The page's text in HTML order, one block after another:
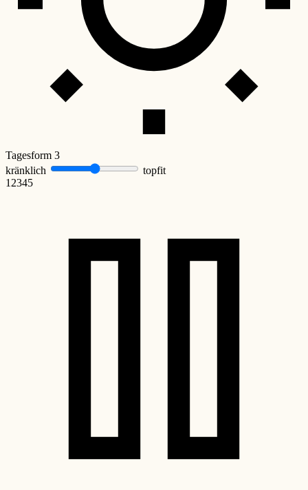
Tagesform 3
kränklich
topfit
1 2345